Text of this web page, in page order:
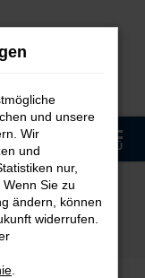
MENÜ
Seat Ibiza für Augsburg
und unsere
Wir
und
nur,
Sie zu
ändern, können
widerrufen.